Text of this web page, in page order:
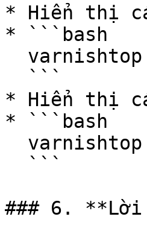
* Hiển thị
* ```bash
* Hiển thị
* ```bash
### 6.